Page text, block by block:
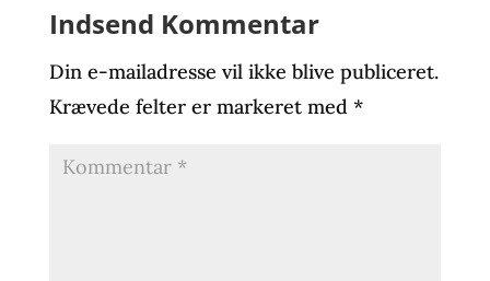
Indsend Kommentar
Din e-mailadresse vil ikke blive publiceret.
Krævede felter er markeret med *